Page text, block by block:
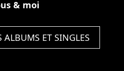
& moi
ALBUMS ET SINGLES